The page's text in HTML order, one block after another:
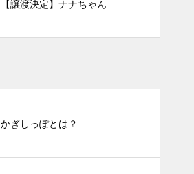
【譲渡決定】ナナちゃん
かぎしっぽとは？